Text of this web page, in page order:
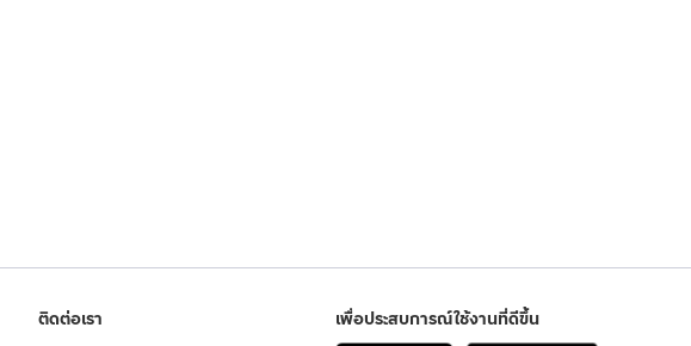
ติดต่อเรา
เพื่อประสบการณ์ใช้งานที่ดีขึ้น